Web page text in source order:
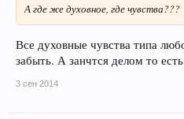
А где же духовное, где чувства???
Все духовные чувства типа
забыть. А занчтся делом то
3 сен 2014